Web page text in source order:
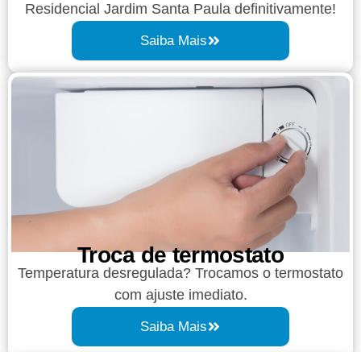
Residencial Jardim Santa Paula definitivamente!
Saiba Mais
Troca de termostato
Temperatura desregulada? Trocamos o termostato
com ajuste imediato.
Saiba Mais